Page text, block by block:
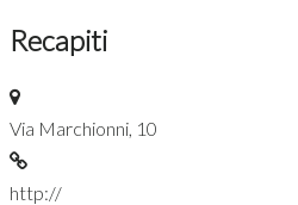
Recapiti
Via Marchionni, 10
http://